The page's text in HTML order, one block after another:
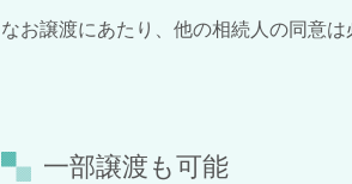
なお譲渡にあたり、他の相続人の同意は
一部譲渡も可能